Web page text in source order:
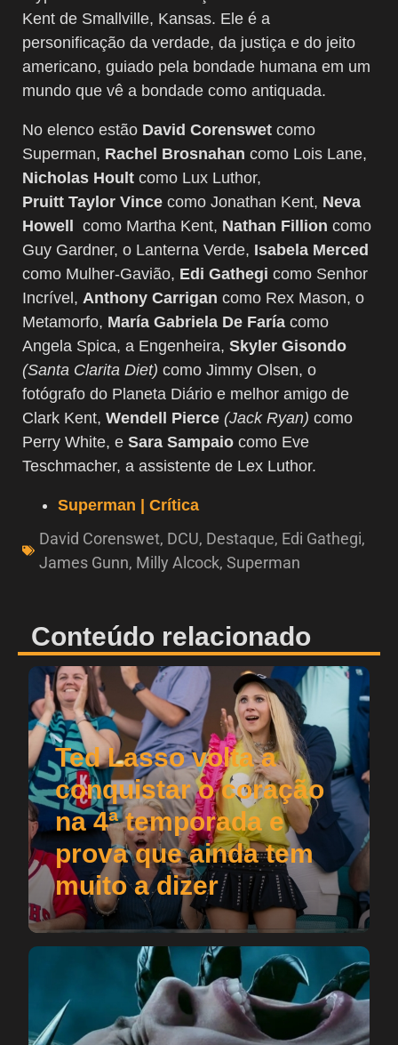
Kent de Smallville, Kansas. Ele é a
personificação da verdade, da justiça e do jeito
americano, guiado pela bondade humana em um
mundo que vê a bondade como antiquada.
No elenco estão David Corenswet como
Superman, Rachel Brosnahan como Lois Lane,
Nicholas Hoult como Lux Luthor,
Pruitt Taylor Vince como Jonathan Kent, Neva
Howell como Martha Kent, Nathan Fillion como
Guy Gardner, o Lanterna Verde, Isabela Merced
como Mulher-Gavião, Edi Gathegi como Senhor
Incrível, Anthony Carrigan como Rex Mason, o
Metamorfo, María Gabriela De Faría como
Angela Spica, a Engenheira, Skyler Gisondo
(Santa Clarita Diet) como Jimmy Olsen, o
fotógrafo do Planeta Diário e melhor amigo de
Clark Kent, Wendell Pierce (Jack Ryan) como
Perry White, e Sara Sampaio como Eve
Teschmacher, a assistente de Lex Luthor.
Superman | Crítica
David Corenswet, DCU, Destaque, Edi Gathegi,
James Gunn, Milly Alcock, Superman
Conteúdo relacionado
Ted Lasso volta a
conquistar o coração
na 4ª temporada e
prova que ainda tem
muito a dizer